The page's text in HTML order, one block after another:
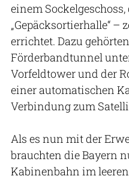
einem
„Gepäcksortierhalle“
errichtet. Dazu
Förderbandtunnel
Vorfeldtower und der
einer automatischen
Verbindung zum
Als es nun mit der
brauchten die Bayern
Kabinenbahn im